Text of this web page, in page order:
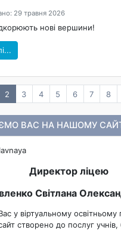
ВАС НА НАШОМУ
Директор ліцею
Світлана
у віртуальному освітньому
створено до послуг учнів,
29 травня 2026
нові вершини!
2 3 4 5 6 7 8